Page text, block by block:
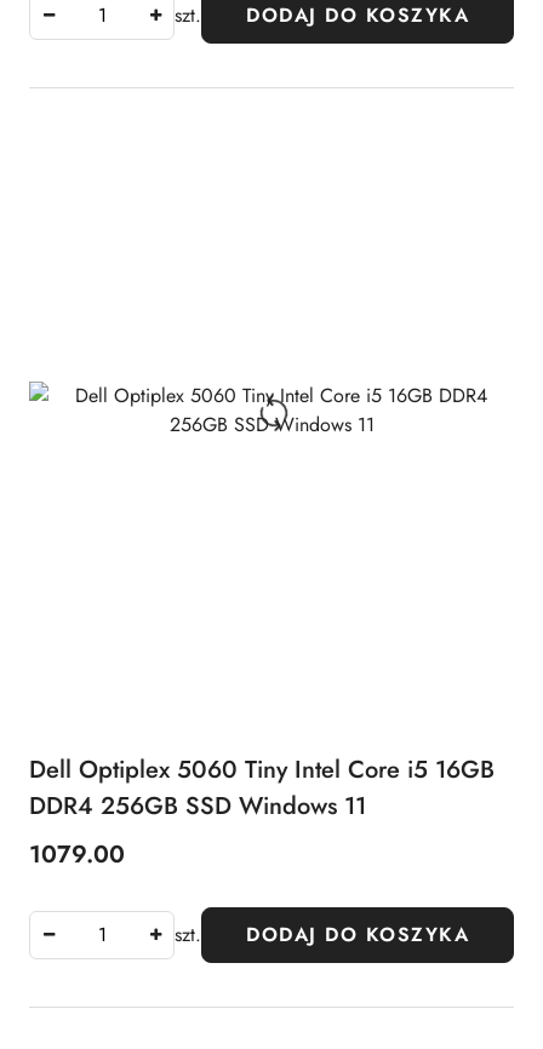
szt. DODAJ DO KOSZYKA
Dell Optiplex 5060 Tiny Intel Core i5 16GB
DDR4 256GB SSD Windows 11
Cena:
1079.00
szt. DODAJ DO KOSZYKA